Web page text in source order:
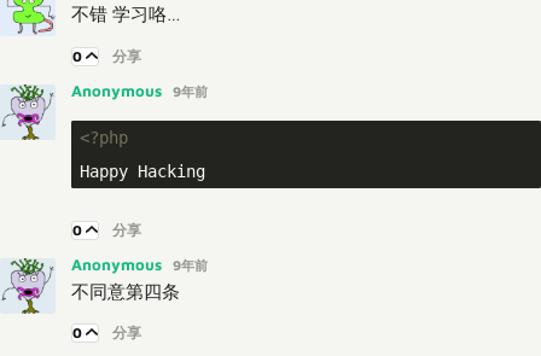
不错 学习咯…
0 分享
Anonymous 9年前
<?php
Happy Hacking
0 分享
Anonymous 9年前
不同意第四条
0 分享